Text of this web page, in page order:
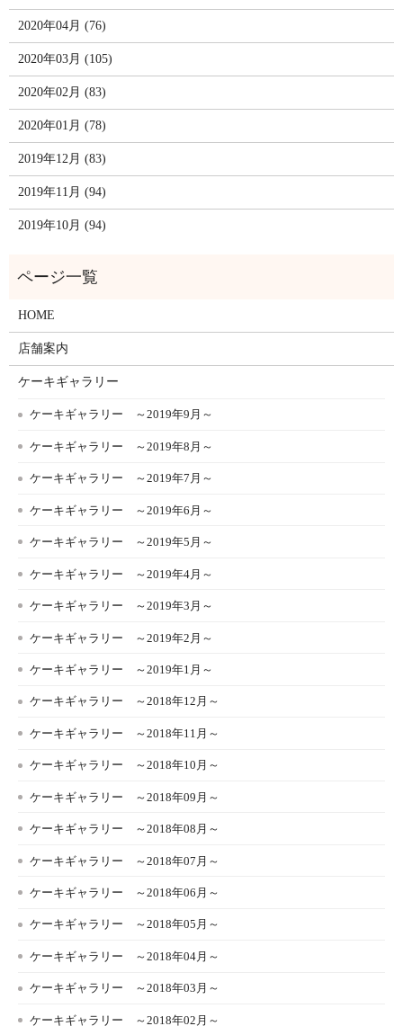
2020年04月 (76)
2020年03月 (105)
2020年02月 (83)
2020年01月 (78)
2019年12月 (83)
2019年11月 (94)
2019年10月 (94)
HOME
店舗案内
ケーキギャラリー
ケーキギャラリー ～2019年9月～
ケーキギャラリー ～2019年8月～
ケーキギャラリー ～2019年7月～
ケーキギャラリー ～2019年6月～
ケーキギャラリー ～2019年5月～
ケーキギャラリー ～2019年4月～
ケーキギャラリー ～2019年3月～
ケーキギャラリー ～2019年2月～
ケーキギャラリー ～2019年1月～
ケーキギャラリー ～2018年12月～
ケーキギャラリー ～2018年11月～
ケーキギャラリー ～2018年10月～
ケーキギャラリー ～2018年09月～
ケーキギャラリー ～2018年08月～
ケーキギャラリー ～2018年07月～
ケーキギャラリー ～2018年06月～
ケーキギャラリー ～2018年05月～
ケーキギャラリー ～2018年04月～
ケーキギャラリー ～2018年03月～
ケーキギャラリー ～2018年02月～